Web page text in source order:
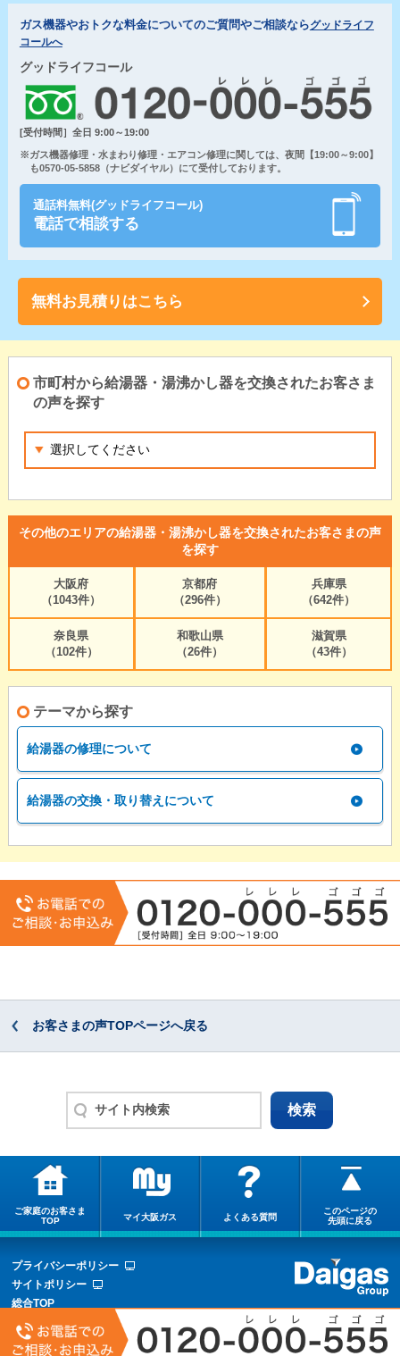
ガス機器やおトクな料金についてのご質問やご相談ならグッドライフ
コールへ
グッドライフコール
[受付時間］全日 9:00～19:00
※ガス機器修理・水まわり修理・エアコン修理に関しては、夜間【19:00～9:00】
も0570-05-5858（ナビダイヤル）にて受付しております。
通話料無料(グッドライフコール)
電話で相談する
無料お見積りはこちら
市町村から給湯器・湯沸かし器を交換されたお客さま
の声を探す
その他のエリアの給湯器・湯沸かし器を交換されたお客さまの声
を探す
大阪府
（1043件）
京都府
（296件）
兵庫県
（642件）
奈良県
（102件）
和歌山県
（26件）
滋賀県
（43件）
テーマから探す
給湯器の修理について
給湯器の交換・取り替えについて
お客さまの声TOPページへ戻る
ご家庭のお客さま
TOP
マイ大阪ガス よくある質問
このページの
先頭に戻る
プライバシーポリシー
サイトポリシー
総合TOP
サイトマップ